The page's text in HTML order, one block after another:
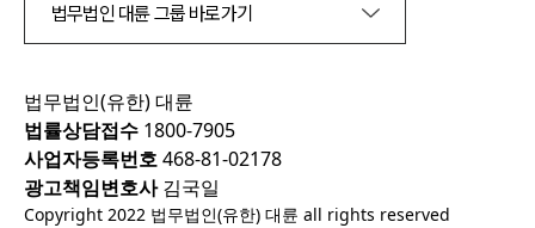
법무법인 대륜 그룹 바로가기
법무법인(유한) 대륜
법률상담접수 1800-7905
사업자등록번호468-81-02178
광고책임변호사김국일
Copyright 2022 법무법인(유한) 대륜 all rights reserved